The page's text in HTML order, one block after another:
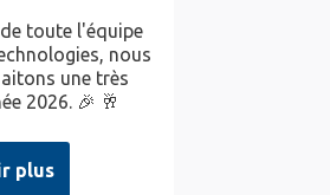
toute l'équipe
nous
une très
2026. 🎉 🥂
plus